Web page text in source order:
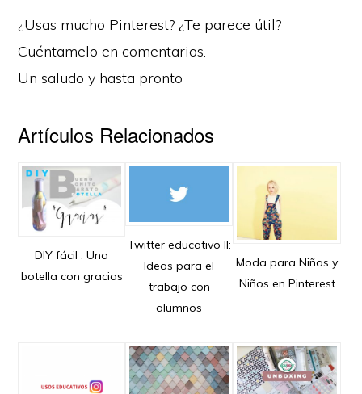
¿Usas mucho Pinterest? ¿Te parece útil?
Cuéntamelo en comentarios.
Un saludo y hasta pronto
Artículos Relacionados
DIY fácil : Una
botella con gracias
Twitter educativo II:
Ideas para el
trabajo con
alumnos
Moda para Niñas y
Niños en Pinterest